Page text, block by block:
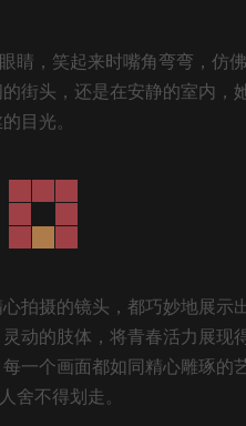
睛，笑起来时嘴角弯弯，仿
街头，还是在安静的室内，
目光。
拍摄的镜头，都巧妙地展示
动的肢体，将青春活力展现
一个画面都如同精心雕琢的
舍不得划走。